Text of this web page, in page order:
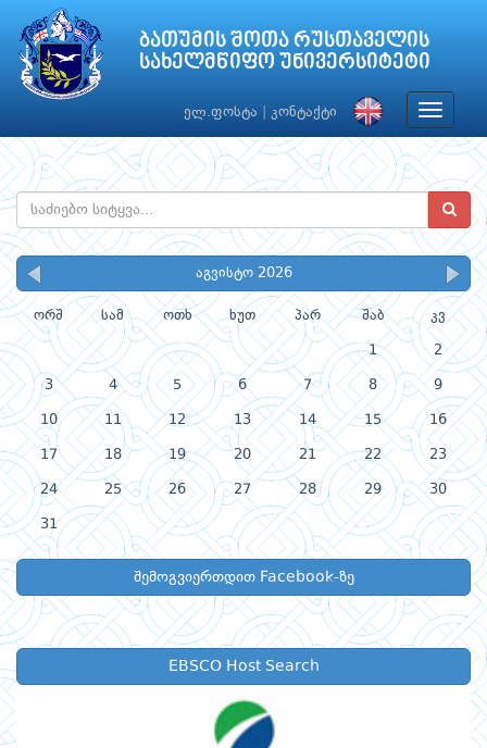
ბათუმის შოთა რუსთაველის
სახელმწიფო უნივერსიტეტი
ელ.ფოსტა კონტაქტი
Toggle
აგვისტო 2026
ორშ სამ ოთხ ხუთ პარ შაბ კვ
1 2
3 4 5 6 7 8 9
10 11 12 13 14 15 16
17 18 19 20 21 22 23
24 25 26 27 28 29 30
31
შემოგვიერთდით Facebook-ზე
EBSCO Host Search